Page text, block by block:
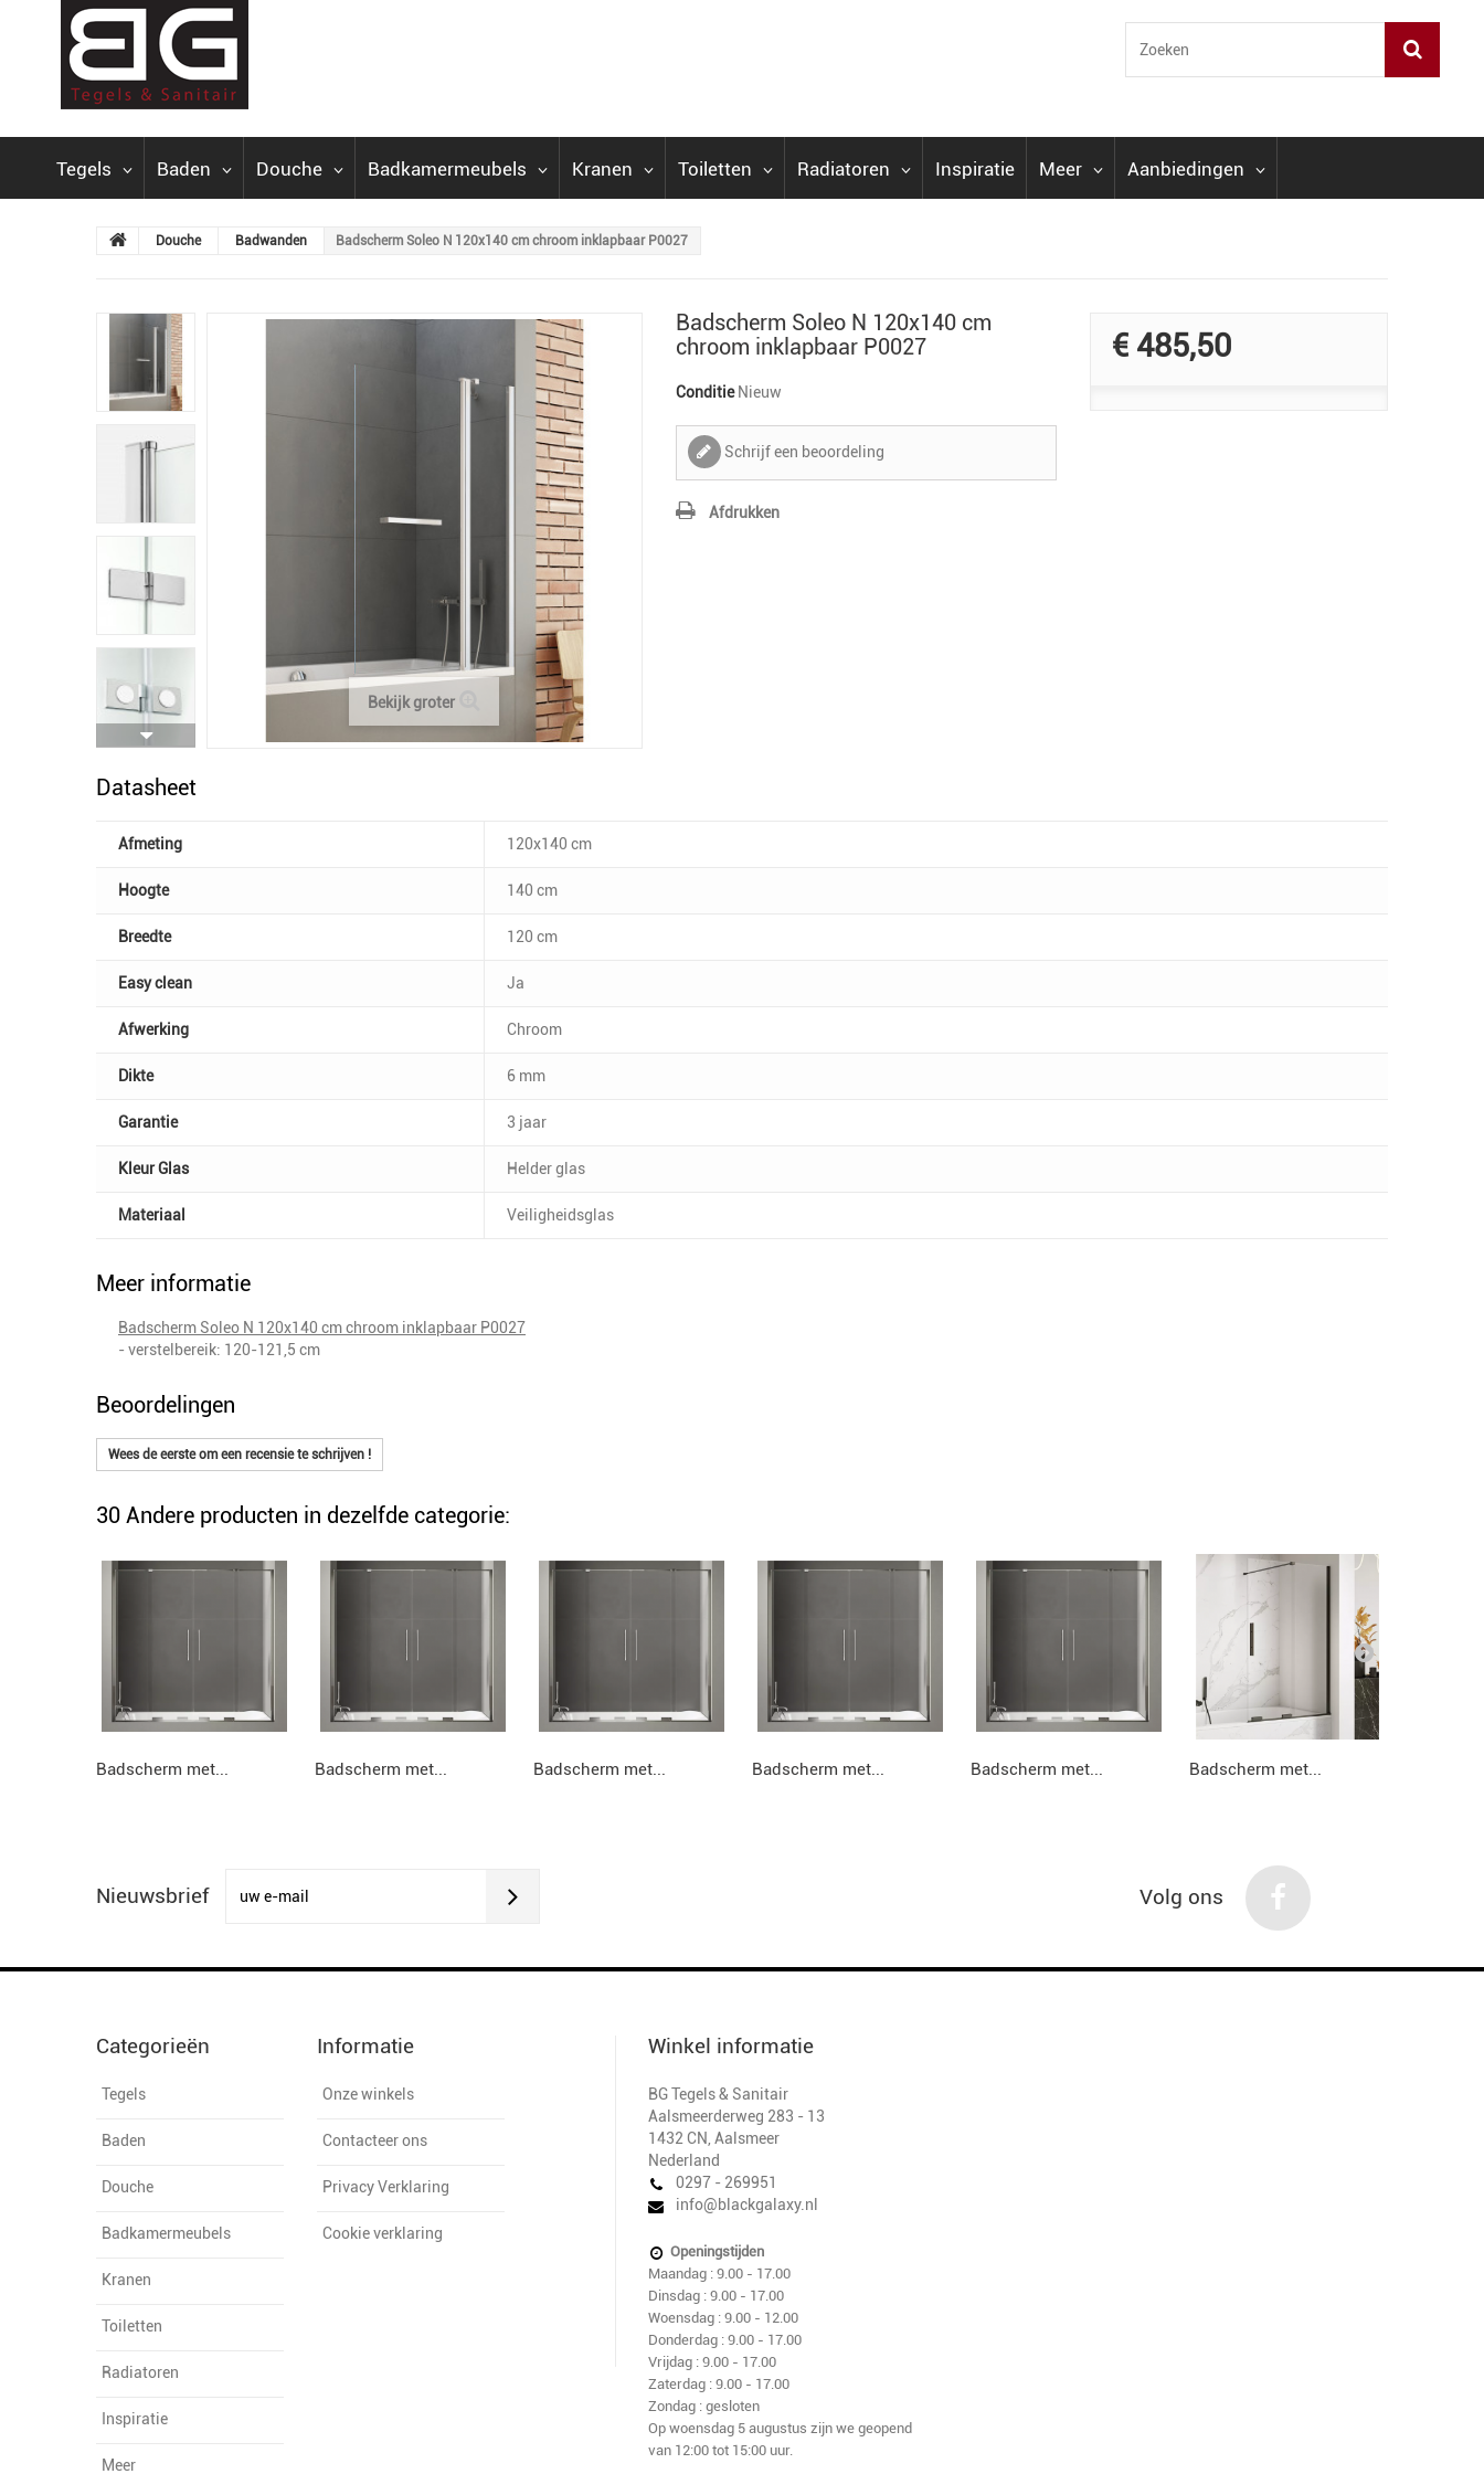
Tegels Baden Douche Badkamermeubels Kranen Toiletten Radiatoren Inspiratie Meer Aanbiedingen
Douche Badwanden Badscherm Soleo N 120x140 cm chroom inklapbaar P0027
Bekijk groter
Badscherm Soleo N 120x140 cm
chroom inklapbaar P0027
Conditie Nieuw
Schrijf een beoordeling
Afdrukken
€ 485,50
Datasheet
Afmeting 120x140 cm
Hoogte 140 cm
Breedte 120 cm
Easy clean Ja
Afwerking Chroom
Dikte 6 mm
Garantie 3 jaar
Kleur Glas Helder glas
Materiaal Veiligheidsglas
Meer informatie
Badscherm Soleo N 120x140 cm chroom inklapbaar P0027
- verstelbereik: 120-121,5 cm
Beoordelingen
Wees de eerste om een recensie te schrijven !
30 Andere producten in dezelfde categorie:
Badscherm met... Badscherm met... Badscherm met... Badscherm met... Badscherm met... Badscherm met...
Nieuwsbrief Volg ons
Categorieën
Tegels
Baden
Douche
Badkamermeubels
Kranen
Toiletten
Radiatoren
Inspiratie
Meer
Informatie
Onze winkels
Contacteer ons
Privacy Verklaring
Cookie verklaring
Winkel informatie
BG Tegels & Sanitair
Aalsmeerderweg 283 - 13
1432 CN Aalsmeer
Nederland
0297 - 269951
info@blackgalaxy.nl
Openingstijden
Maandag : 9.00 - 17.00
Dinsdag : 9.00 - 17.00
Woensdag : 9.00 - 12.00
Donderdag : 9.00 - 17.00
Vrijdag : 9.00 - 17.00
Zaterdag : 9.00 - 17.00
Zondag : gesloten
Op woensdag 5 augustus zijn we geopend
van 12:00 tot 15:00 uur.